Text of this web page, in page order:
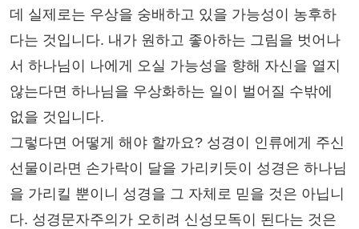
데 실제로는 우상을 숭배하고 있을 가능성이 농후하
다는 것입니다. 내가 원하고 좋아하는 그림을 벗어나
서 하나님이 나에게 오실 가능성을 향해 자신을 열지
않는다면 하나님을 우상화하는 일이 벌어질 수밖에
없을 것입니다.
그렇다면 어떻게 해야 할까요? 성경이 인류에게 주신
선물이라면 손가락이 달을 가리키듯이 성경은 하나님
을 가리킬 뿐이니 성경을 그 자체로 믿을 것은 아닙니
다. 성경문자주의가 오히려 신성모독이 된다는 것은